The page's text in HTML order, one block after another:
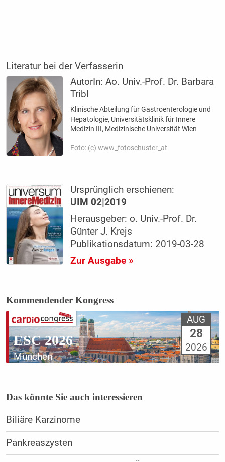
Literatur bei der Verfasserin
AutorIn:Ao. Univ.-Prof. Dr. Barbara
Tribl
Klinische Abteilung für Gastroenterologie und
Hepatologie, Universitätsklinik für Innere
Medizin III, Medizinische Universität Wien
Foto: (c) www_fotoschuster_at
Ursprünglich erschienen:
UIM 02|2019
Herausgeber: o. Univ.-Prof. Dr.
Günter J. Krejs
Publikationsdatum: 2019-03-28
Zur Ausgabe »
Kommendender Kongress
ESC 2026
München
AUG
28
2026
Das könnte Sie auch interessieren
Biliäre Karzinome
Pankreaszysten